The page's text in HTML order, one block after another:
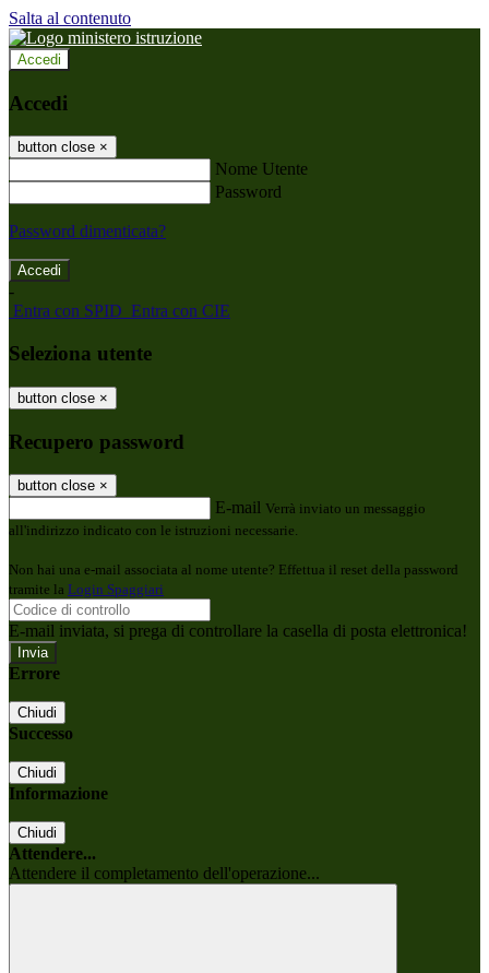
Salta al contenuto
Accedi
Accedi
button close ×
Nome Utente
Password
Password dimenticata?
-
Entra con SPID Entra con CIE
Seleziona utente
button close ×
Recupero password
button close ×
E-mail Verrà inviato un messaggio
all'indirizzo indicato con le istruzioni necessarie.
Non hai una e-mail associata al nome utente? Effettua il reset della password
tramite la Login Spaggiari
E-mail inviata, si prega di controllare la casella di posta elettronica!
Errore
Chiudi
Successo
Chiudi
Informazione
Chiudi
Attendere...
Attendere il completamento dell'operazione...